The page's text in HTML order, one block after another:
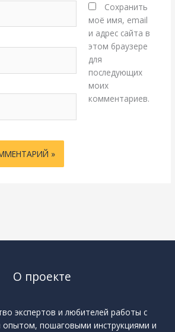
Сохранить
моё имя, email
и адрес сайта в
этом браузере
для
последующих
моих
комментариев.
О проекте
экспертов и любителей работы с
опытом, пошаговыми инструкциями и